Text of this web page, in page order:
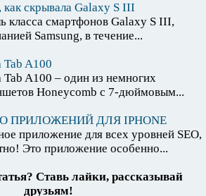
как скрывала Galaxy S III
класса смартфонов Galaxy S III,
Samsung, в течение...
A100
A100 – один из немногих
Honeycomb с 7-дюймовым...
ПРИЛОЖЕНИЙ ДЛЯ IPHONE
приложение для всех уровней SEO,
Это приложение особенно...
Ставь лайки, рассказывай
друзьям!